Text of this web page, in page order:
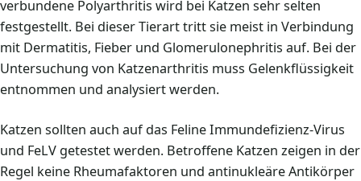
verbundene Polyarthritis wird bei Katzen sehr selten
festgestellt. Bei dieser Tierart tritt sie meist in Verbindung
mit Dermatitis, Fieber und Glomerulonephritis auf. Bei der
Untersuchung von Katzenarthritis muss Gelenkflüssigkeit
entnommen und analysiert werden.
Katzen sollten auch auf das Feline Immundefizienz-Virus
und FeLV getestet werden. Betroffene Katzen zeigen in der
Regel keine Rheumafaktoren und antinukleäre Antikörper